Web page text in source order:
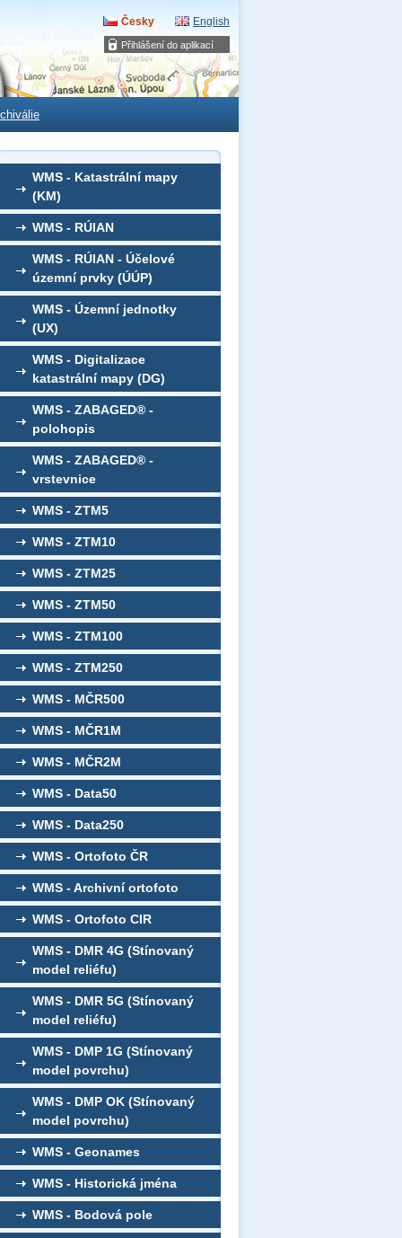
Přihlášení do aplikací
Česky English
WMS - Katastrální mapy
(KM)
WMS - RÚIAN
WMS - RÚIAN - Účelové
územní prvky (ÚÚP)
WMS - Územní jednotky
(UX)
WMS - Digitalizace
katastrální mapy (DG)
WMS - ZABAGED® -
polohopis
WMS - ZABAGED® -
vrstevnice
WMS - ZTM5
WMS - ZTM10
WMS - ZTM25
WMS - ZTM50
WMS - ZTM100
WMS - ZTM250
WMS - MČR500
WMS - MČR1M
WMS - MČR2M
WMS - Data50
WMS - Data250
WMS - Ortofoto ČR
WMS - Archivní ortofoto
WMS - Ortofoto CIR
WMS - DMR 4G (Stínovaný
model reliéfu)
WMS - DMR 5G (Stínovaný
model reliéfu)
WMS - DMP 1G (Stínovaný
model povrchu)
WMS - DMP OK (Stínovaný
model povrchu)
WMS - Geonames
WMS - Historická jména
WMS - Bodová pole